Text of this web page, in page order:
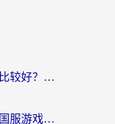
英国玩双生视界用什么加速器比较好？海外党亲测有效的国服游戏加速方案
泰国怎么玩傲世西游？海外党国服游戏加速终极攻略（附光明大陆量子特攻实测）